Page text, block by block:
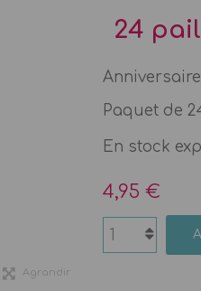
Agrandir
24
Paquet de
En stock
4,95 €